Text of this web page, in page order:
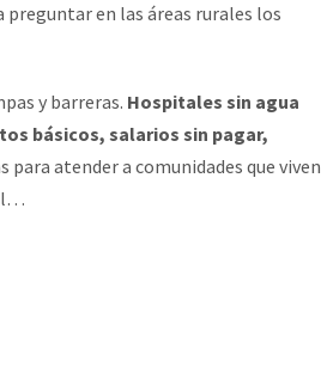
preguntar en las áreas rurales los
y barreras. Hospitales sin agua
básicos, salarios sin pagar,
atender a comunidades que viven